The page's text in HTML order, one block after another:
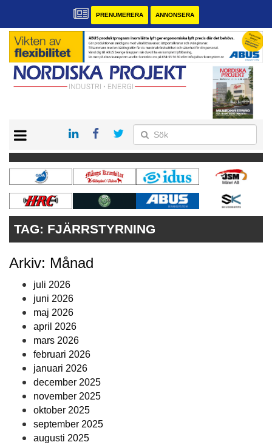
PRENUMERERA ANNONSERA
KONTAKT
VÅRA ANDRA MAGASIN
PRENUMERERA
ANNONSERA
TAG: FJÄRRSTYRNING
Arkiv: Månad
juli 2026
juni 2026
maj 2026
april 2026
mars 2026
februari 2026
januari 2026
december 2025
november 2025
oktober 2025
september 2025
augusti 2025